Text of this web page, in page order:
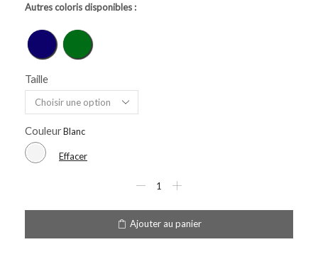
Autres coloris disponibles :
Bleu Vert
Taille
Couleur
Effacer
Ajouter au panier